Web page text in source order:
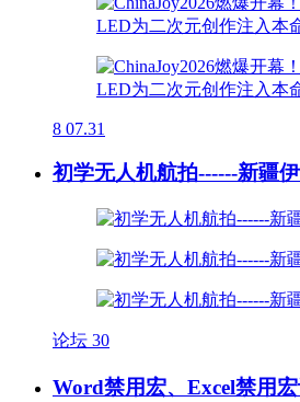
8 07.31
初学无人机航拍------新疆
论坛 30
Word禁用宏、Excel禁用